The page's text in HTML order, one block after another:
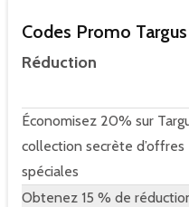
Codes Promo
Réduction
Économisez 20% sur
collection secrète d’offres
spéciales
Obtenez 15 % de